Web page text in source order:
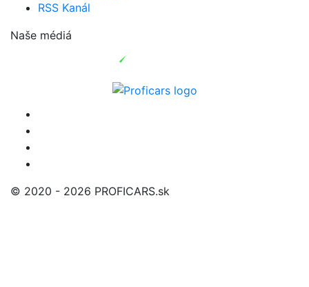
RSS Kanál
Naše médiá
© 2020 - 2026 PROFICARS.sk